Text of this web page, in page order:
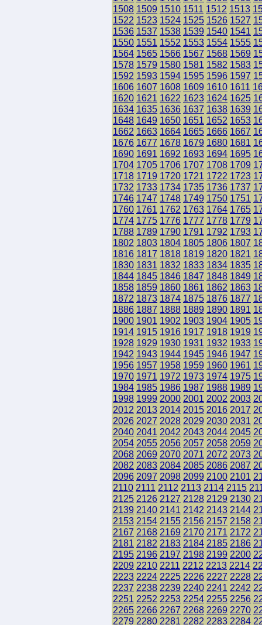
1508 1509 1510 1511 1512 1513
1522 1523 1524 1525 1526 1527
1536 1537 1538 1539 1540 1541
1550 1551 1552 1553 1554 1555
1564 1565 1566 1567 1568 1569
1578 1579 1580 1581 1582 1583
1592 1593 1594 1595 1596 1597
1606 1607 1608 1609 1610 1611
1620 1621 1622 1623 1624 1625
1634 1635 1636 1637 1638 1639
1648 1649 1650 1651 1652 1653
1662 1663 1664 1665 1666 1667
1676 1677 1678 1679 1680 1681
1690 1691 1692 1693 1694 1695
1704 1705 1706 1707 1708 1709
1718 1719 1720 1721 1722 1723
1732 1733 1734 1735 1736 1737
1746 1747 1748 1749 1750 1751
1760 1761 1762 1763 1764 1765
1774 1775 1776 1777 1778 1779
1788 1789 1790 1791 1792 1793
1802 1803 1804 1805 1806 1807
1816 1817 1818 1819 1820 1821
1830 1831 1832 1833 1834 1835
1844 1845 1846 1847 1848 1849
1858 1859 1860 1861 1862 1863
1872 1873 1874 1875 1876 1877
1886 1887 1888 1889 1890 1891
1900 1901 1902 1903 1904 1905
1914 1915 1916 1917 1918 1919
1928 1929 1930 1931 1932 1933
1942 1943 1944 1945 1946 1947
1956 1957 1958 1959 1960 1961
1970 1971 1972 1973 1974 1975
1984 1985 1986 1987 1988 1989
1998 1999 2000 2001 2002 2003
2012 2013 2014 2015 2016 2017
2026 2027 2028 2029 2030 2031
2040 2041 2042 2043 2044 2045
2054 2055 2056 2057 2058 2059
2068 2069 2070 2071 2072 2073
2082 2083 2084 2085 2086 2087
2096 2097 2098 2099 2100 2101
2110 2111 2112 2113 2114 2115
2125 2126 2127 2128 2129 2130
2139 2140 2141 2142 2143 2144
2153 2154 2155 2156 2157 2158
2167 2168 2169 2170 2171 2172
2181 2182 2183 2184 2185 2186
2195 2196 2197 2198 2199 2200
2209 2210 2211 2212 2213 2214
2223 2224 2225 2226 2227 2228
2237 2238 2239 2240 2241 2242
2251 2252 2253 2254 2255 2256
2265 2266 2267 2268 2269 2270
2279 2280 2281 2282 2283 2284